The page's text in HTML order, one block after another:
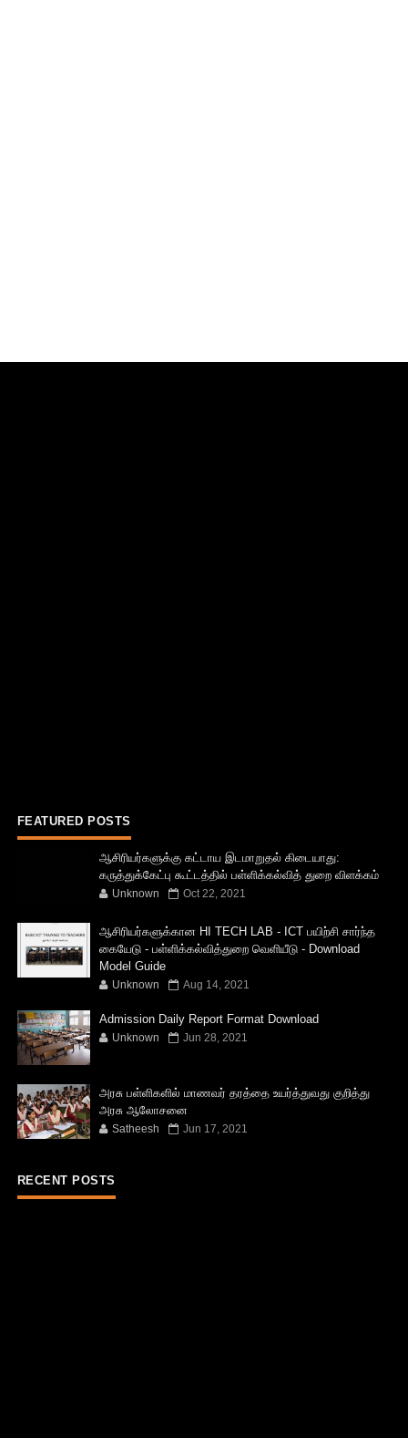
FEATURED POSTS
ஆசிரியர்களுக்கு கட்டாய இடமாறுதல் கிடையாது:
கருத்துக்கேட்பு கூட்டத்தில் பள்ளிக்கல்வித் துறை விளக்கம்
Unknown Oct 22, 2021
ஆசிரியர்களுக்கான HI TECH LAB - ICT பயிற்சி சார்ந்த
கையேடு - பள்ளிக்கல்வித்துறை வெளியீடு - Download
Model Guide
Unknown Aug 14, 2021
Admission Daily Report Format Download
Unknown Jun 28, 2021
அரசு பள்ளிகளில் மாணவர் தரத்தை உயர்த்துவது குறித்து
அரசு ஆலோசனை
Satheesh Jun 17, 2021
RECENT POSTS